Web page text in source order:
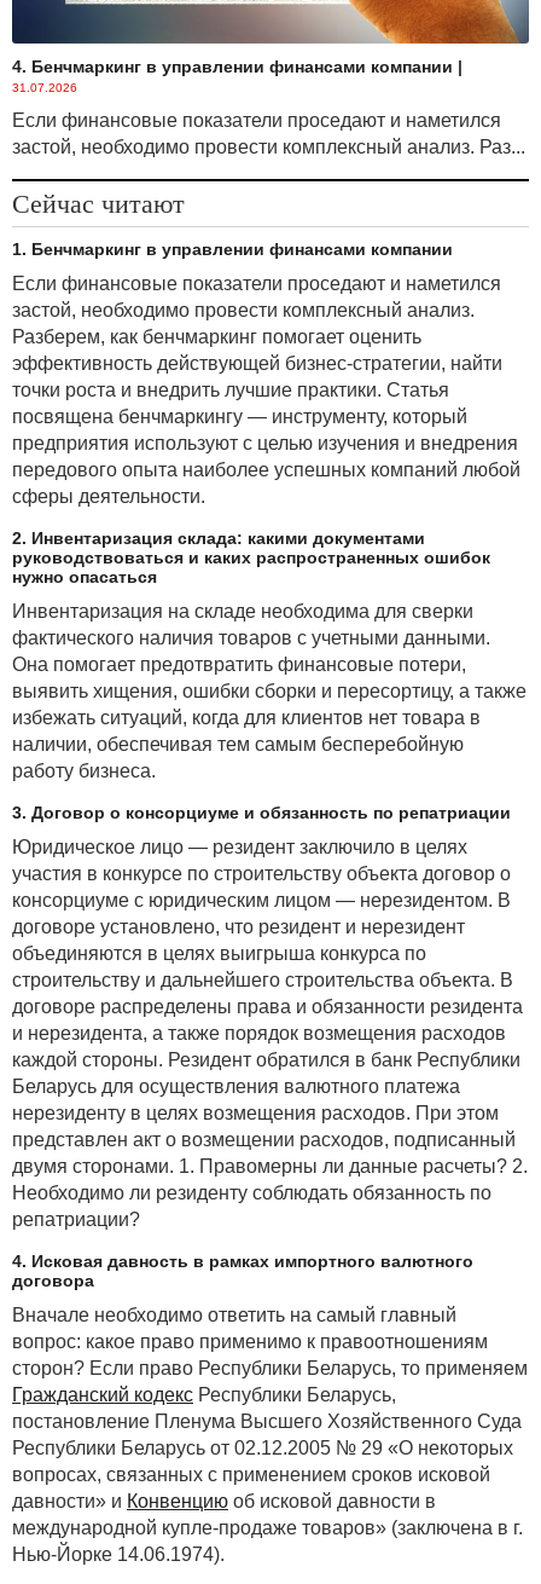
4. Бенчмаркинг в управлении финансами компании |
31.07.2026
Если финансовые показатели проседают и наметился
застой, необходимо провести комплексный анализ. Раз...
Сейчас читают
1. Бенчмаркинг в управлении финансами компании
Если финансовые показатели проседают и наметился
застой, необходимо провести комплексный анализ.
Разберем, как бенчмаркинг помогает оценить
эффективность действующей бизнес-стратегии, найти
точки роста и внедрить лучшие практики. Статья
посвящена бенчмаркингу — инструменту, который
предприятия используют с целью изучения и внедрения
передового опыта наиболее успешных компаний любой
сферы деятельности.
2. Инвентаризация склада: какими документами
руководствоваться и каких распространенных ошибок
нужно опасаться
Инвентаризация на складе необходима для сверки
фактического наличия товаров с учетными данными.
Она помогает предотвратить финансовые потери,
выявить хищения, ошибки сборки и пересортицу, а также
избежать ситуаций, когда для клиентов нет товара в
наличии, обеспечивая тем самым бесперебойную
работу бизнеса.
3. Договор о консорциуме и обязанность по репатриации
Юридическое лицо — резидент заключило в целях
участия в конкурсе по строительству объекта договор о
консорциуме с юридическим лицом — нерезидентом. В
договоре установлено, что резидент и нерезидент
объединяются в целях выигрыша конкурса по
строительству и дальнейшего строительства объекта. В
договоре распределены права и обязанности резидента
и нерезидента, а также порядок возмещения расходов
каждой стороны. Резидент обратился в банк Республики
Беларусь для осуществления валютного платежа
нерезиденту в целях возмещения расходов. При этом
представлен акт о возмещении расходов, подписанный
двумя сторонами. 1. Правомерны ли данные расчеты? 2.
Необходимо ли резиденту соблюдать обязанность по
репатриации?
4. Исковая давность в рамках импортного валютного
договора
Вначале необходимо ответить на самый главный
вопрос: какое право применимо к правоотношениям
сторон? Если право Республики Беларусь, то применяем
Гражданский кодекс Республики Беларусь,
постановление Пленума Высшего Хозяйственного Суда
Республики Беларусь от 02.12.2005 № 29 «О некоторых
вопросах, связанных с применением сроков исковой
давности» и Конвенцию об исковой давности в
международной купле-продаже товаров» (заключена в г.
Нью-Йорке 14.06.1974).